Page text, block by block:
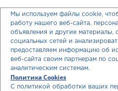
Данный веб-сайт может
веб-сайты третьих лиц.
ссылки, BAYER не дает
содержанием. Также
ответственности за
этих веб-сайтов или
ущерб в результате
Мы используем файлы cookie,
работу нашего веб-сайта,
объявления и другие материалы,
социальных сетей и
предоставляем информацию об
веб-сайта своим партнерам по
аналитическим системам.
Политика Cookies
С политикой обработки ваших